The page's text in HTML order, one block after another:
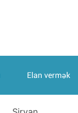
Elan vermək